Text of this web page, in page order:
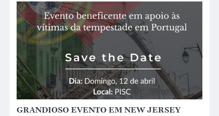
GRANDIOSO EVENTO EM NEW JERSEY